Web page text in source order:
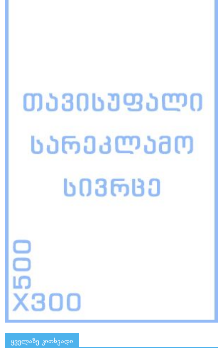
ყველაზე კითხვადი